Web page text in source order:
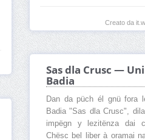
Creato da
Sas dla Crusc —
Badia
Dan da püch él gnü fora
Badia "Sas dla Crusc",
impëgn y lezitënza dai
Chësc bel liber à oramai